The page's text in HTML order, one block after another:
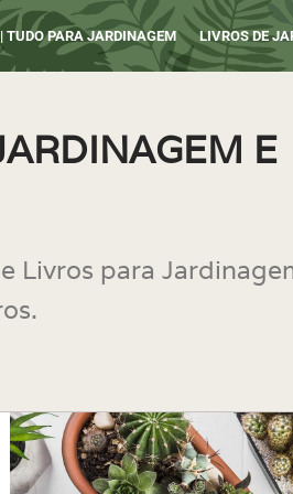
TUDO PARA JARDINAGEM LIVROS DE
E
Livros para